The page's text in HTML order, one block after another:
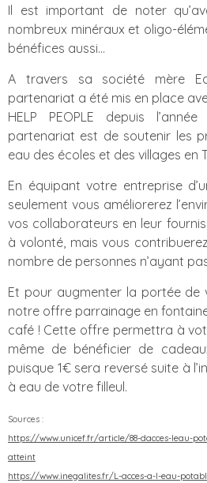
Il est important de noter
nombreux minéraux et oligo-
bénéfices aussi...
A travers sa société mère
partenariat a été mis en place
HELP PEOPLE depuis
partenariat est de soutenir les
eau des écoles et des villages en
En équipant votre entreprise
seulement vous améliorerez
vos collaborateurs en leur
à volonté, mais vous
nombre de personnes n’ayant
Et pour augmenter la portée de
notre offre parrainage en
café ! Cette offre permettra à
même de bénéficier de
puisque 1€ sera reversé suite à
à eau de votre filleul.
Sources :
https://www.unicef.fr/article/88-dacces-leau-
atteint
https://www.inegalites.fr/L-acces-a-l-eau-